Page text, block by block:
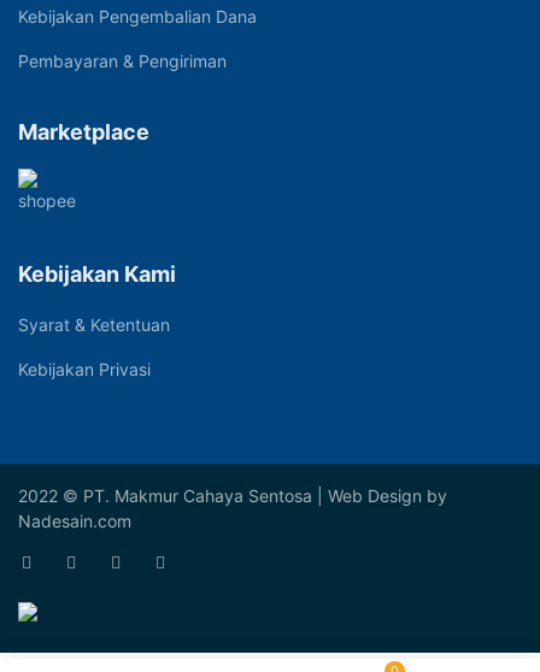
Kebijakan Pengembalian Dana
Pembayaran & Pengiriman
Marketplace
Kebijakan Kami
Syarat & Ketentuan
Kebijakan Privasi
2022 © PT. Makmur Cahaya Sentosa | Web Design by
Nadesain.com